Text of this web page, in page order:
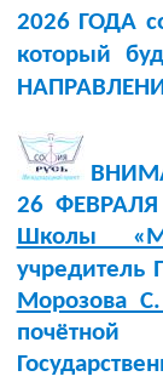
2026 ГОДА
который
26 ФЕВРАЛЯ
Школы
учредитель
Морозова